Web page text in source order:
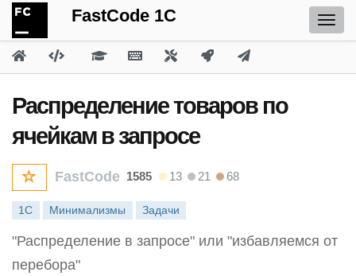
FastCode 1C
Распределение товаров по
ячейкам в запросе
FastCode 1585 13 21 68
1С Минимализмы Задачи
"Распределение в запросе" или "избавляемся от
перебора"